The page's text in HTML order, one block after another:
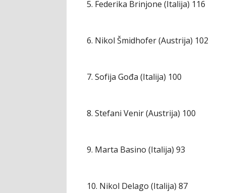
5. Federika Brinjone (Italija) 116
6. Nikol Šmidhofer (Austrija) 102
7. Sofija Gođa (Italija) 100
8. Stefani Venir (Austrija) 100
9. Marta Basino (Italija) 93
10. Nikol Delago (Italija) 87